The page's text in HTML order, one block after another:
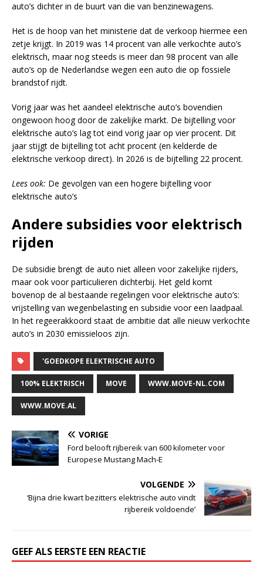
auto’s dichter in de buurt van die van benzinewagens.
Het is de hoop van het ministerie dat de verkoop hiermee een
zetje krijgt. In 2019 was 14 procent van alle verkochte auto’s
elektrisch, maar nog steeds is meer dan 98 procent van alle
auto’s op de Nederlandse wegen een auto die op fossiele
brandstof rijdt.
Vorig jaar was het aandeel elektrische auto’s bovendien
ongewoon hoog door de zakelijke markt. De bijtelling voor
elektrische auto’s lag tot eind vorig jaar op vier procent. Dit
jaar stijgt de bijtelling tot acht procent (en kelderde de
elektrische verkoop direct). In 2026 is de bijtelling 22 procent.
Lees ook: De gevolgen van een hogere bijtelling voor
elektrische auto’s
Andere subsidies voor elektrisch
rijden
De subsidie brengt de auto niet alleen voor zakelijke rijders,
maar ook voor particulieren dichterbij. Het geld komt
bovenop de al bestaande regelingen voor elektrische auto’s:
vrijstelling van wegenbelasting en subsidie voor een laadpaal.
In het regeerakkoord staat de ambitie dat alle nieuw verkochte
auto’s in 2030 emissieloos zijn.
'GOEDKOPE ELEKTRISCHE AUTO
100% ELEKTRISCH MOVE WWW.MOVE-NL.COM
WWW.MOVE.AL
VORIGE
Ford belooft rijbereik van 600 kilometer voor
Europese Mustang Mach-E
VOLGENDE
‘Bijna drie kwart bezitters elektrische auto vindt
rijbereik voldoende’
GEEF ALS EERSTE EEN REACTIE